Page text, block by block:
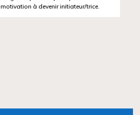
motivation à devenir initiateur/trice.